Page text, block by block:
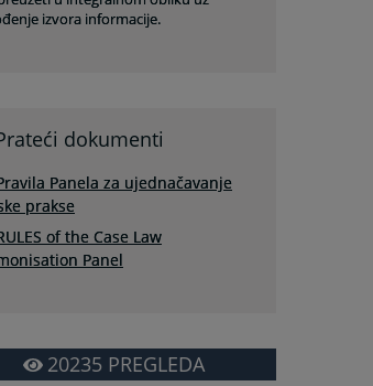
izvora informacije.
dokumenti
Panela za ujednačavanje
prakse
of the Case Law
Panel
20235 PREGLEDA